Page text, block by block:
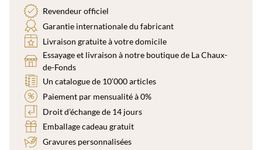
Revendeur officiel
Garantie internationale du fabricant
Livraison gratuite à votre domicile
Essayage et livraison à notre boutique de La Chaux-
de-Fonds
Un catalogue de 10’000 articles
Paiement par mensualité à 0%
Droit d’échange de 14 jours
Emballage cadeau gratuit
Gravures personnalisées